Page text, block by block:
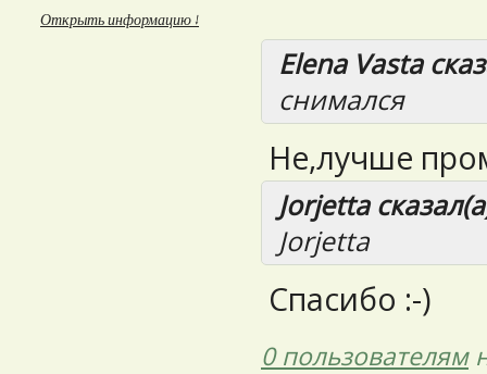
Открыть информацию ↓
Elena Vasta
снимался
Не,лучше
Jorjetta
Jorjetta
Спасибо :-)
0 пользователям